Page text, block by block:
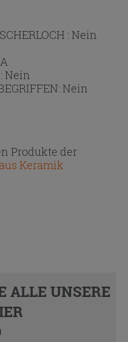
:Nein
Nein
Nein
Produkte der
Keramik
ALLE UNSERE